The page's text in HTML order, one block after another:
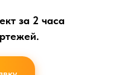
за 2 часа